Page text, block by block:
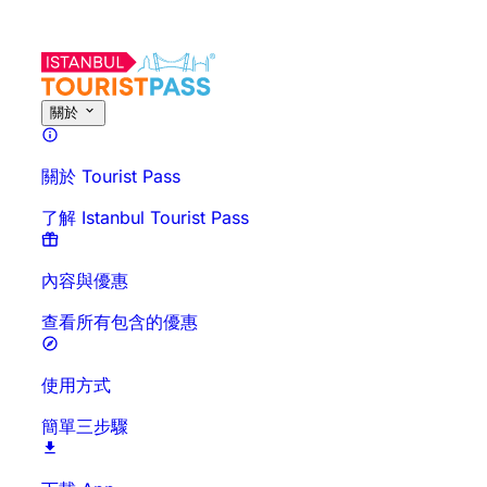
關於
關於 Tourist Pass
了解 Istanbul Tourist Pass
內容與優惠
查看所有包含的優惠
使用方式
簡單三步驟